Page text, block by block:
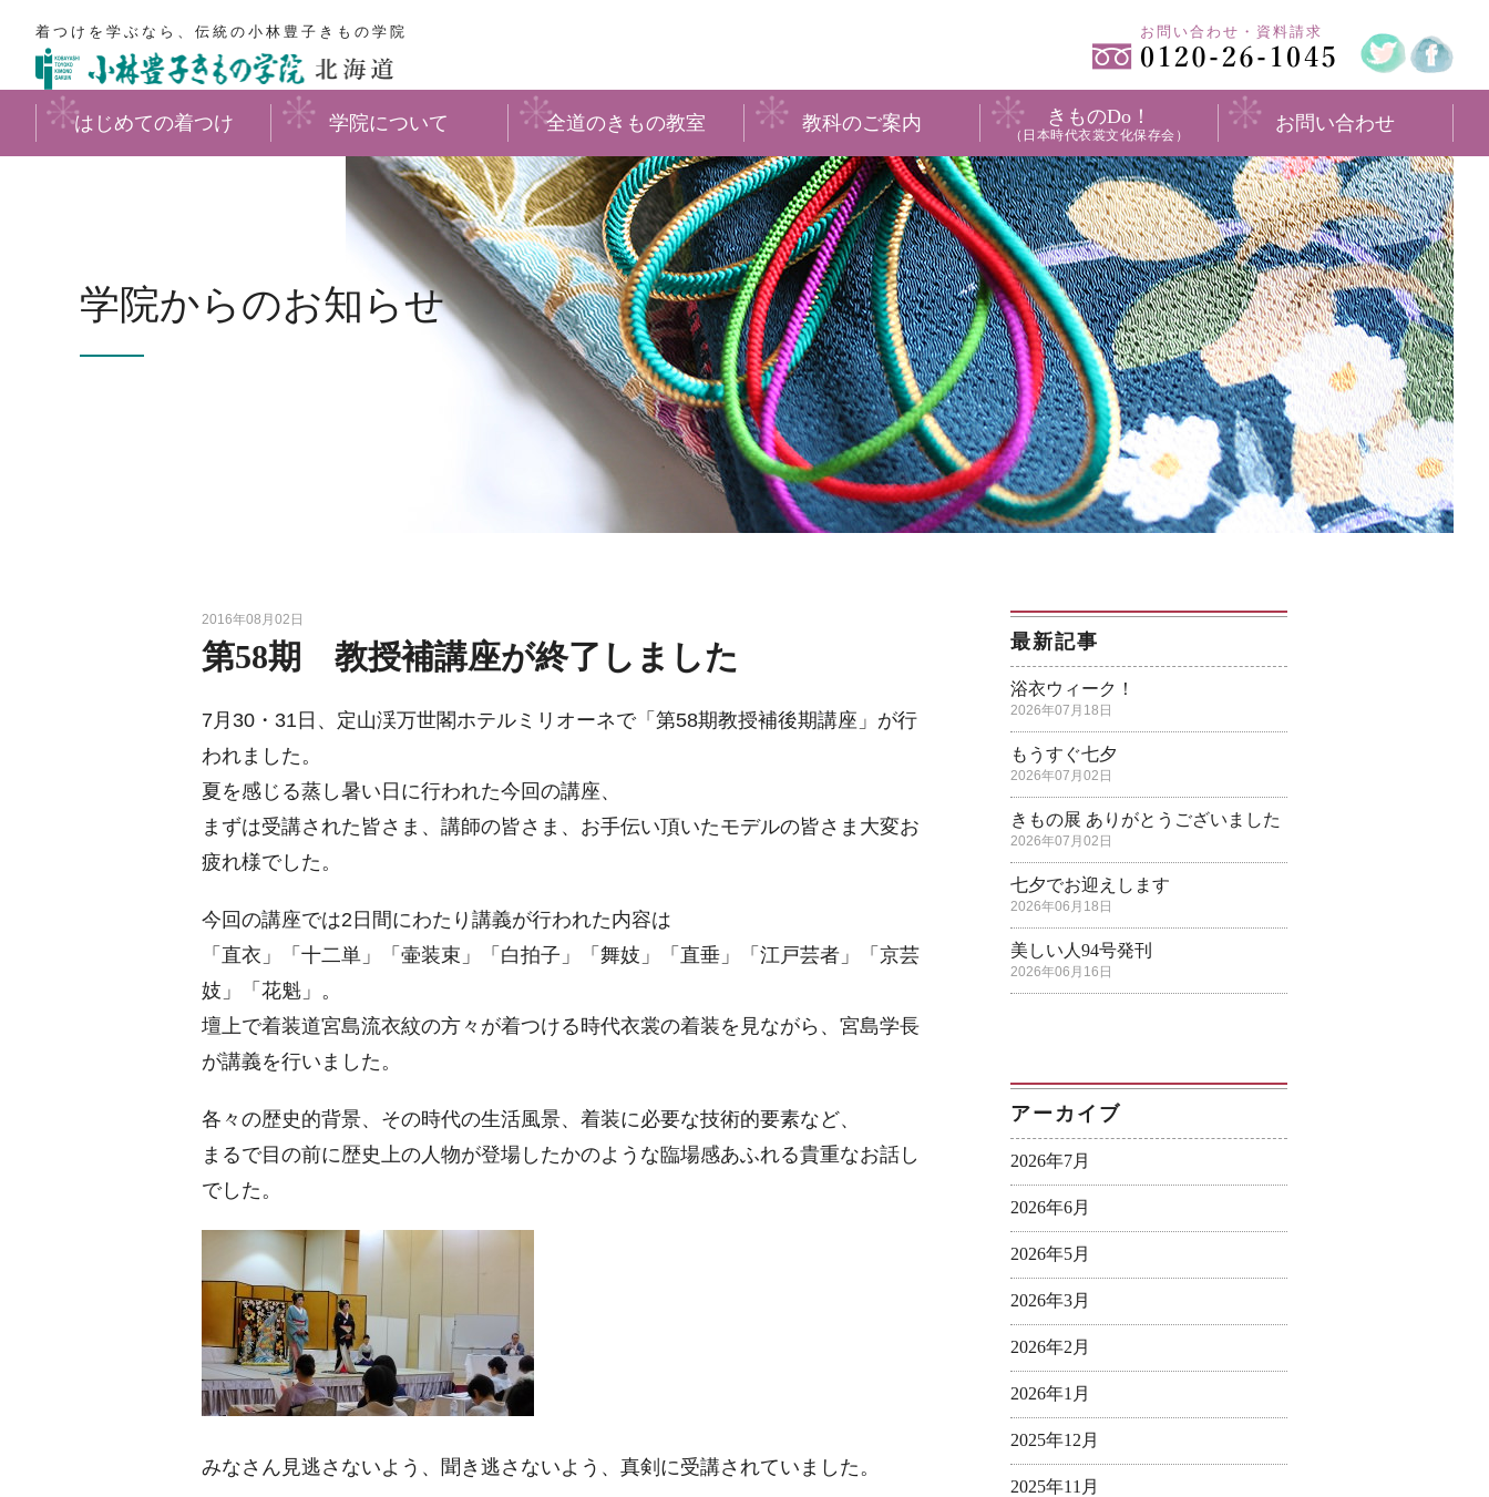
着つけを学ぶなら、伝統の小林豊子きもの学院 お問い合わせ・資料請求
はじめての着つけ 学院について 全道のきもの教室 教科のご案内 きものDo！
（日本時代衣裳文化保存会）
お問い合わせ
学院からのお知らせ
2016年08月02日
第58期 教授補講座が終了しました
7月30・31日、定山渓万世閣ホテルミリオーネで「第58期教授補後期講座」が行
われました。
夏を感じる蒸し暑い日に行われた今回の講座、
まずは受講された皆さま、講師の皆さま、お手伝い頂いたモデルの皆さま大変お
疲れ様でした。
今回の講座では2日間にわたり講義が行われた内容は
「直衣」「十二単」「壷装束」「白拍子」「舞妓」「直垂」「江戸芸者」「京芸
妓」「花魁」。
壇上で着装道宮島流衣紋の方々が着つける時代衣裳の着装を見ながら、宮島学長
が講義を行いました。
各々の歴史的背景、その時代の生活風景、着装に必要な技術的要素など、
まるで目の前に歴史上の人物が登場したかのような臨場感あふれる貴重なお話し
でした。
みなさん見逃さないよう、聞き逃さないよう、真剣に受講されていました。
最新記事
浴衣ウィーク！
2026年07月18日
もうすぐ七夕
2026年07月02日
きもの展 ありがとうございました
2026年07月02日
七夕でお迎えします
2026年06月18日
美しい人94号発刊
2026年06月16日
アーカイブ
2026年7月
2026年6月
2026年5月
2026年3月
2026年2月
2026年1月
2025年12月
2025年11月